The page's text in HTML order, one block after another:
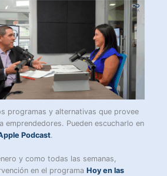
programas y alternativas que provee
emprendedores. Pueden escucharlo en
Podcast.
y como todas las semanas,
en el programaHoy en las